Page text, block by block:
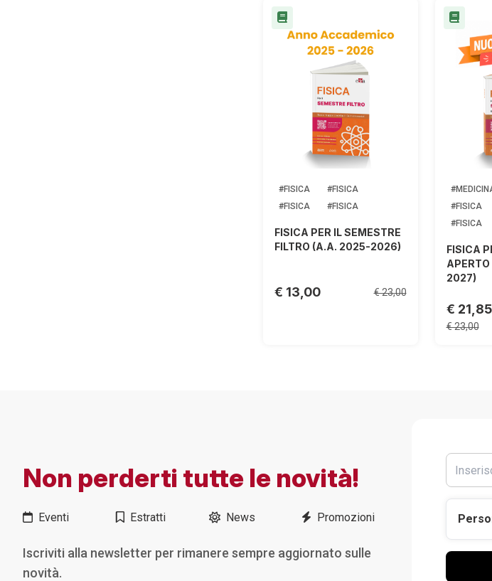
#FISICA
#FISICA
#FISICA
#FISICA
FISICA PER IL SEMESTRE
FILTRO (A.A. 2025-2026)
€ 13,00 € 23,00
#FISICA
#FISICA
FISICA
2027)
€ 21,85
€ 23,00
Non perderti tutte le novità!
Eventi Estratti News Promozioni
Iscriviti alla newsletter per rimanere sempre aggiornato sulle
novità.